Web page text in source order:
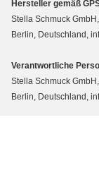
Hersteller gemäß
Stella Schmuck
Berlin, Deutschland,
Verantwortliche
Stella Schmuck
Berlin, Deutschland,